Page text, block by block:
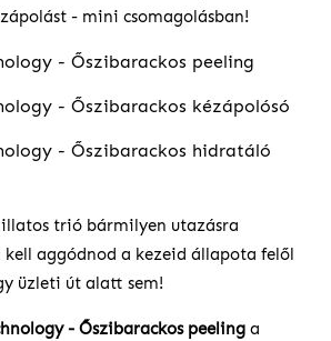
- mini csomagolásban!
- Őszibarackos peeling
- Őszibarackos kézápolósó
- Őszibarackos hidratáló
illatos trió bármilyen utazásra
aggódnod a kezeid állapota felől
üzleti út alatt sem!
- Őszibarackos peeling a